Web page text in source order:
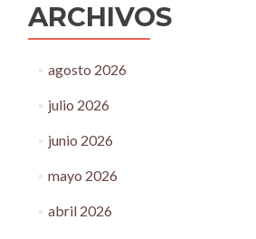
ARCHIVOS
agosto 2026
julio 2026
junio 2026
mayo 2026
abril 2026